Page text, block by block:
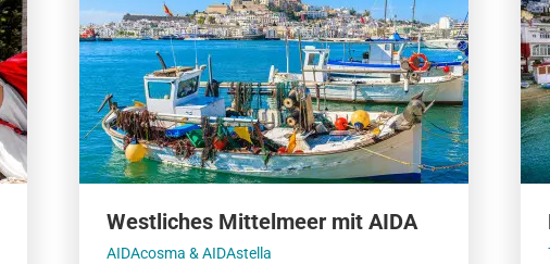
Westliches Mittelmeer mit AIDA
AIDAcosma & AIDAstella